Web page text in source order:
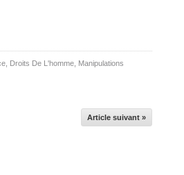
Droits De L'homme Manipulations
Article suivant »